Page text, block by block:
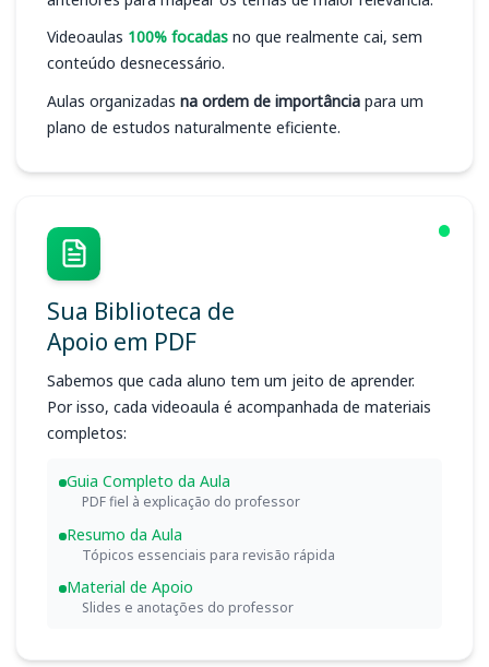
Videoaulas 100% focadas no que realmente cai, sem
conteúdo desnecessário.
Aulas organizadas na ordem de importância para um
plano de estudos naturalmente eficiente.
Sua Biblioteca de
Apoio em PDF
Sabemos que cada aluno tem um jeito de aprender.
Por isso, cada videoaula é acompanhada de materiais
completos:
Guia Completo da Aula
PDF fiel à explicação do professor
Resumo da Aula
Tópicos essenciais para revisão rápida
Material de Apoio
Slides e anotações do professor